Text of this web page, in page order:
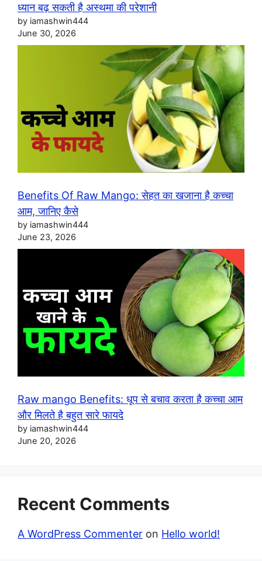
ध्यान बढ़ सकती है अस्थमा की परेशानी
by iamashwin444
June 30, 2026
Benefits Of Raw Mango: सेहत का खजाना है कच्चा
आम, जानिए कैसे
by iamashwin444
June 23, 2026
Raw mango Benefits: धूप से बचाव करता है कच्चा आम
और मिलते है बहुत सारे फायदे
by iamashwin444
June 20, 2026
Recent Comments
A WordPress Commenter on Hello world!